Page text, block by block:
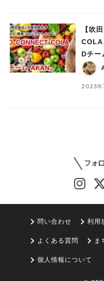
【吹
COLA
2023年
問い合わせ 利用
よくある質問 ま
個人情報について
#あなたはどっち？